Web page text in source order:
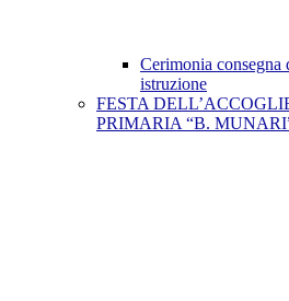
Cerimonia
istruzione
FESTA
PRIMARIA “B.